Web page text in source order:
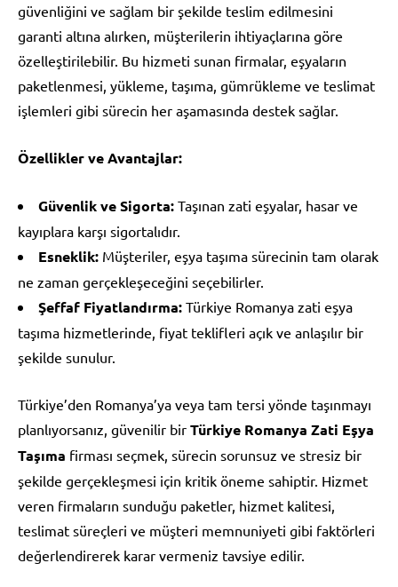
güvenliğini ve sağlam bir şekilde teslim edilmesini
garanti altına alırken, müşterilerin ihtiyaçlarına göre
özelleştirilebilir. Bu hizmeti sunan firmalar, eşyaların
paketlenmesi, yükleme, taşıma, gümrükleme ve teslimat
işlemleri gibi sürecin her aşamasında destek sağlar.
Özellikler ve Avantajlar:
Güvenlik ve Sigorta: Taşınan zati eşyalar, hasar ve
kayıplara karşı sigortalıdır.
Esneklik: Müşteriler, eşya taşıma sürecinin tam olarak
ne zaman gerçekleşeceğini seçebilirler.
Şeffaf Fiyatlandırma: Türkiye Romanya zati eşya
taşıma hizmetlerinde, fiyat teklifleri açık ve anlaşılır bir
şekilde sunulur.
Türkiye’den Romanya’ya veya tam tersi yönde taşınmayı
planlıyorsanız, güvenilir bir Türkiye Romanya Zati Eşya
Taşıma firması seçmek, sürecin sorunsuz ve stresiz bir
şekilde gerçekleşmesi için kritik öneme sahiptir. Hizmet
veren firmaların sunduğu paketler, hizmet kalitesi,
teslimat süreçleri ve müşteri memnuniyeti gibi faktörleri
değerlendirerek karar vermeniz tavsiye edilir.